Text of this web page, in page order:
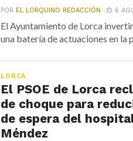
POREL LORQUINO REDACCIÓN 6
El Ayuntamiento de Lorca
una batería de actuaciones en la
LORCA
El PSOE de Lorca
de choque para
de espera del
Méndez